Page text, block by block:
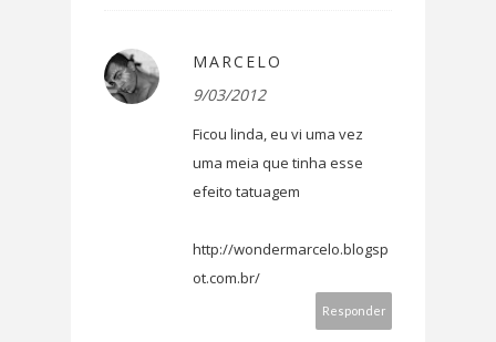
MARCELO
9/03/2012
Ficou linda, eu vi uma vez
uma meia que tinha esse
efeito tatuagem
http://wondermarcelo.blogsp
ot.com.br/
Responder